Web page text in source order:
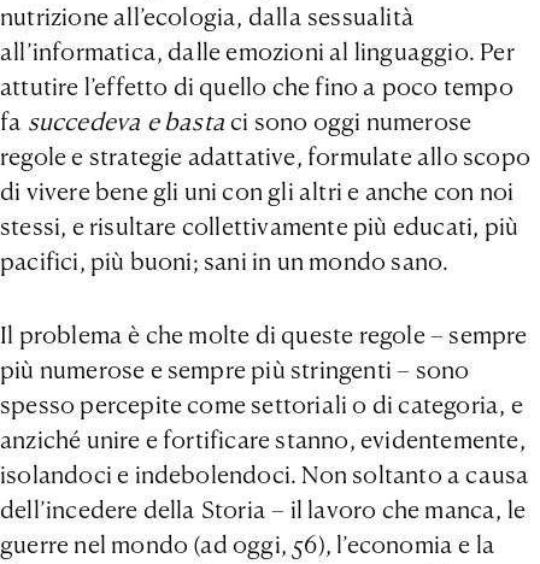
nutrizione all’ecologia, dalla sessualità
all’informatica, dalle emozioni al linguaggio. Per
attutire l’effetto di quello che fino a poco tempo
fa succedeva e bastaci sono oggi numerose
regole e strategie adattative, formulate allo scopo
di vivere bene gli uni con gli altri e anche con noi
stessi, e risultare collettivamente più educati, più
pacifici, più buoni; sani in un mondo sano.
Il problema è che molte di queste regole – sempre
più numerose e sempre più stringenti – sono
spesso percepite come settoriali o di categoria, e
anziché unire e fortificare stanno, evidentemente,
isolandoci e indebolendoci. Non soltanto a causa
dell’incedere della Storia – il lavoro che manca, le
guerre nel mondo (ad oggi, 56), l’economia e la